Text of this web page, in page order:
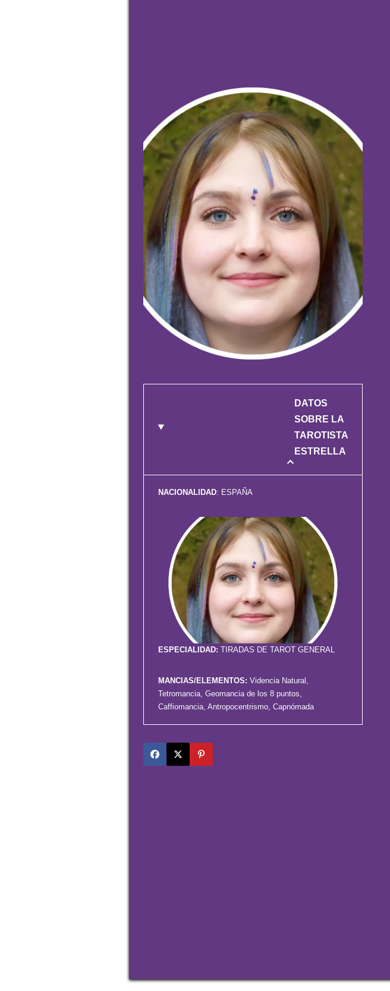
DATOS
SOBRE LA
TAROTISTA
ESTRELLA
NACIONALIDAD: ESPAÑA
ESPECIALIDAD: TIRADAS DE TAROT GENERAL
MANCIAS/ELEMENTOS: Videncia Natural,
Tetromancia, Geomancia de los 8 puntos,
Caffiomancia, Antropocentrismo, Capnómada